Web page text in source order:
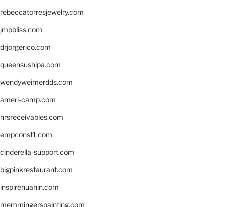
rebeccatorresjewelry.com
jmpbliss.com
drjorgerico.com
queensushipa.com
wendyweimerdds.com
ameri-camp.com
hrsreceivables.com
empconst1.com
cinderella-support.com
bigpinkrestaurant.com
inspirehuahin.com
memmingerspainting.com